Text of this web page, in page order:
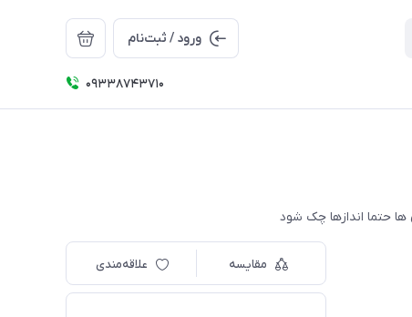
ورود / ثبت‌نام
09338743710
مقایسه علاقه‌مندی